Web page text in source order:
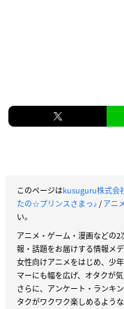
このページはkusuguru株式会
たの☆プリンスさまっ♪/アニ
い。
アニメ・ゲーム・漫画などの
報・話題をお届けする情報メデ
女性向けアニメをはじめ、少
マーにも幅を広げ、オタクが
さらに、アンケート・ランキ
タクがワクワク楽しめるよう